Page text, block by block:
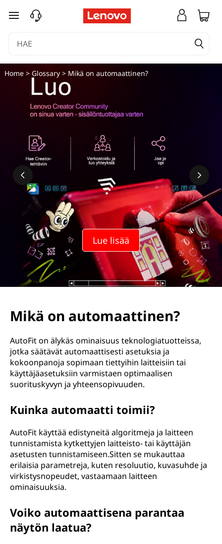
siirry pääsisältöön
Lue lisää
Home> Glossary> Mikä on automaattinen?
Mikä on automaattinen?
AutoFit on älykäs ominaisuus teknologiatuotteissa,
jotka säätävät automaattisesti asetuksia ja
kokoonpanoja sopimaan tiettyihin laitteisiin tai
käyttäjäasetuksiin varmistaen optimaalisen
suorituskyvyn ja yhteensopivuuden.
Kuinka automaatti toimii?
AutoFit käyttää edistyneitä algoritmeja ja laitteen
tunnistamista kytkettyjen laitteisto- tai käyttäjän
asetusten tunnistamiseen.Sitten se mukauttaa
erilaisia parametreja, kuten resoluutio, kuvasuhde ja
virkistysnopeudet, vastaamaan laitteen
ominaisuuksia.
Voiko automaattisena parantaa
näytön laatua?